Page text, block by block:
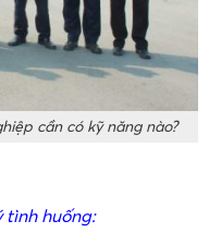
cần có kỹ năng nào?
tình huống: